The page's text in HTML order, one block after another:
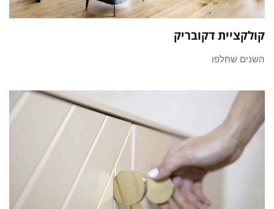
קולקציית דקובריק
השנים שחלפו